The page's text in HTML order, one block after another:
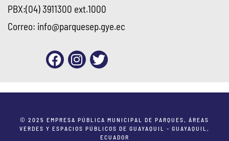
PBX:(04) 3911300 ext.1000
Correo: info@parquesep.gye.ec
© 2025 EMPRESA PÚBLICA MUNICIPAL DE PARQUES, ÁREAS
VERDES Y ESPACIOS PÚBLICOS DE GUAYAQUIL - GUAYAQUIL,
ECUADOR